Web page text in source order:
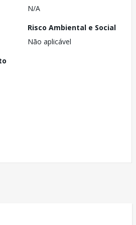
N/A
Risco Ambiental e Social
Não aplicável